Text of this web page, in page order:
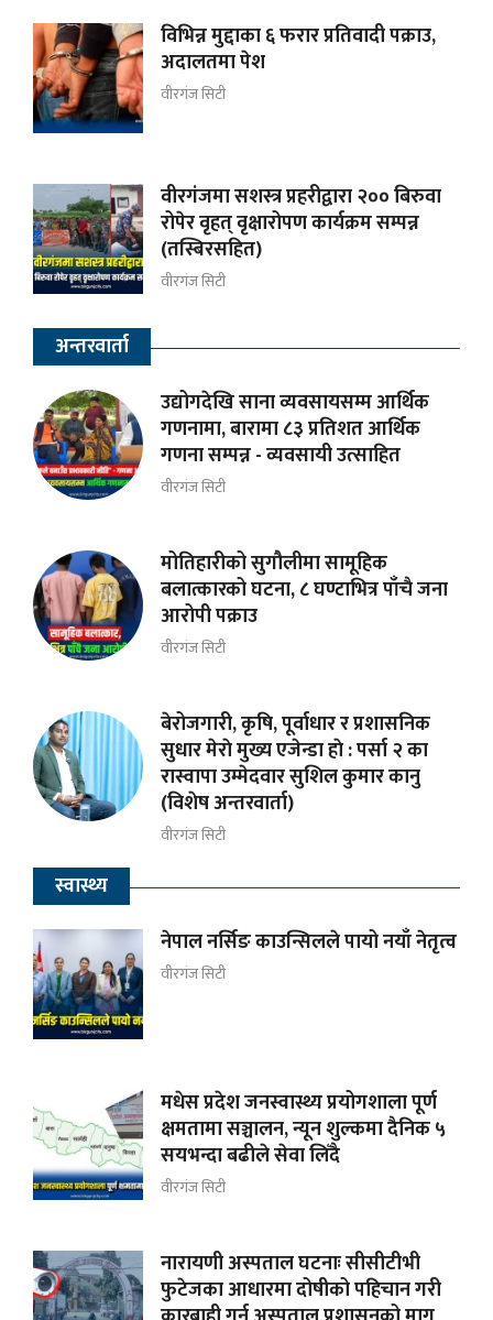
विभिन्न मुद्दाका ६ फरार प्रतिवादी पक्राउ,
अदालतमा पेश
वीरगंज सिटी
वीरगंजमा सशस्त्र प्रहरीद्वारा २०० बिरुवा
रोपेर वृहत् वृक्षारोपण कार्यक्रम सम्पन्न
(तस्बिरसहित)
वीरगंज सिटी
अन्तरवार्ता
उद्योगदेखि साना व्यवसायसम्म आर्थिक
गणनामा, बारामा ८३ प्रतिशत आर्थिक
गणना सम्पन्न - व्यवसायी उत्साहित
वीरगंज सिटी
मोतिहारीको सुगौलीमा सामूहिक
बलात्कारको घटना, ८ घण्टाभित्र पाँचै जना
आरोपी पक्राउ
वीरगंज सिटी
बेरोजगारी, कृषि, पूर्वाधार र प्रशासनिक
सुधार मेराे मुख्य एजेन्डा हाे : पर्सा २ का
रास्वापा उम्मेदवार सुशिल कुमार कानु
(विशेष अन्तरवार्ता)
वीरगंज सिटी
स्वास्थ्य
नेपाल नर्सिङ काउन्सिलले पायो नयाँ नेतृत्व
वीरगंज सिटी
मधेस प्रदेश जनस्वास्थ्य प्रयोगशाला पूर्ण
क्षमतामा सञ्चालन, न्यून शुल्कमा दैनिक ५
सयभन्दा बढीले सेवा लिँदै
वीरगंज सिटी
नारायणी अस्पताल घटनाः सीसीटीभी
फुटेजका आधारमा दोषीको पहिचान गरी